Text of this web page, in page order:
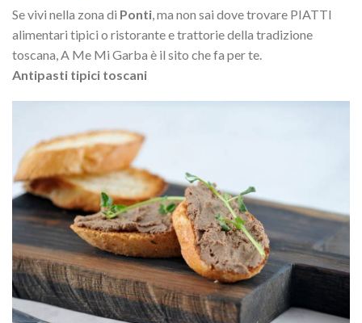
Se vivi nella zona di Ponti , ma non sai dove trovare PIATTI
alimentari tipici o ristorante e trattorie della tradizione
toscana, A Me Mi Garba è il sito che fa per te.
Antipasti tipici toscani